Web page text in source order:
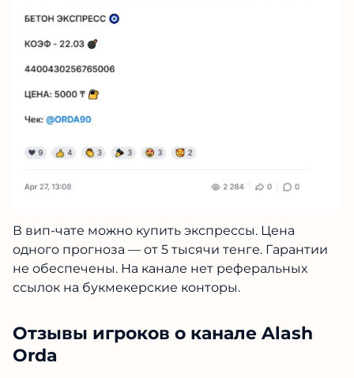
В вип-чате можно купить экспрессы. Цена
одного прогноза — от 5 тысячи тенге. Гарантии
не обеспечены. На канале нет реферальных
ссылок на букмекерские конторы.
Отзывы игроков о канале Alash
Orda